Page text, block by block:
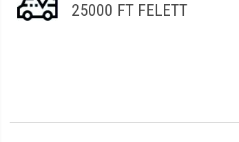
25000 FT FELETT